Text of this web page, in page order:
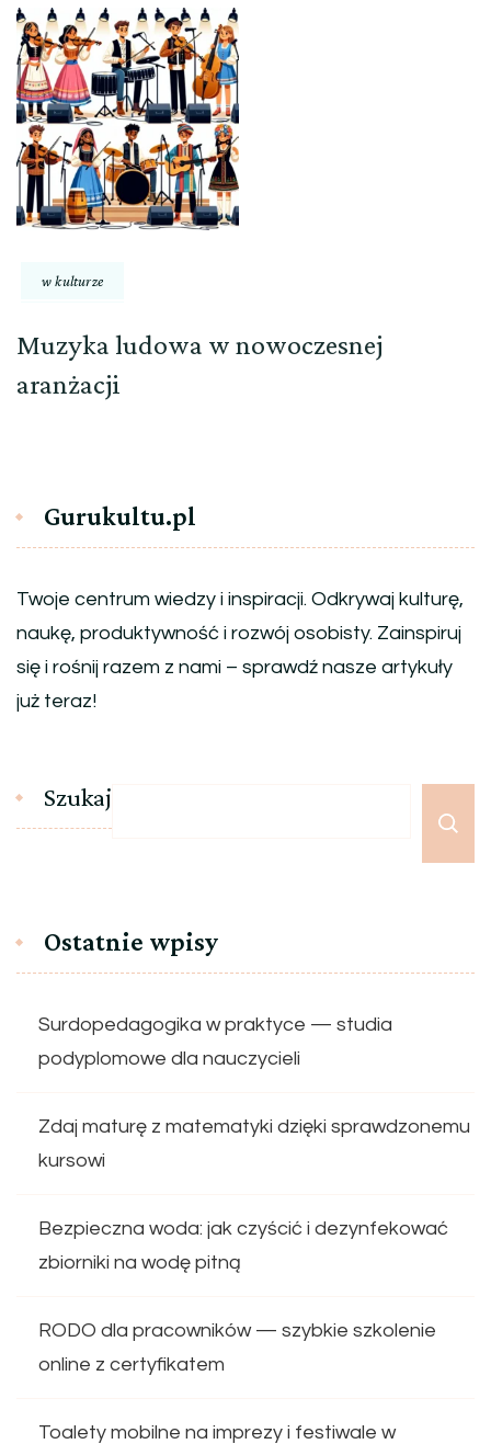
w kulturze
Muzyka ludowa w nowoczesnej
aranżacji
Gurukultu.pl
Twoje centrum wiedzy i inspiracji. Odkrywaj kulturę,
naukę, produktywność i rozwój osobisty. Zainspiruj
się i rośnij razem z nami – sprawdź nasze artykuły
już teraz!
Szukaj
Ostatnie wpisy
Surdopedagogika w praktyce — studia
podyplomowe dla nauczycieli
Zdaj maturę z matematyki dzięki sprawdzonemu
kursowi
Bezpieczna woda: jak czyścić i dezynfekować
zbiorniki na wodę pitną
RODO dla pracowników — szybkie szkolenie
online z certyfikatem
Toalety mobilne na imprezy i festiwale w